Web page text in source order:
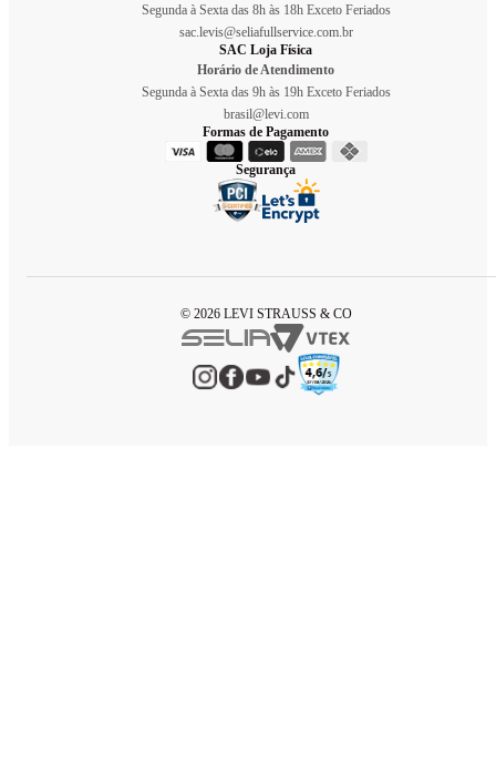
Segunda à Sexta das 8h às 18h Exceto Feriados
sac.levis@seliafullservice.com.br
SAC Loja Física
Horário de Atendimento
Segunda à Sexta das 9h às 19h Exceto Feriados
brasil@levi.com
Formas de Pagamento
Segurança
© 2026 LEVI STRAUSS & CO